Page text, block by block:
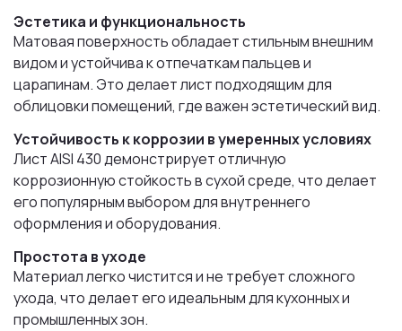
Эстетика и функциональность
Матовая поверхность обладает стильным внешним
видом и устойчива к отпечаткам пальцев и
царапинам. Это делает лист подходящим для
облицовки помещений, где важен эстетический вид.
Устойчивость к коррозии в умеренных условиях
Лист AISI 430 демонстрирует отличную
коррозионную стойкость в сухой среде, что делает
его популярным выбором для внутреннего
оформления и оборудования.
Простота в уходе
Материал легко чистится и не требует сложного
ухода, что делает его идеальным для кухонных и
промышленных зон.